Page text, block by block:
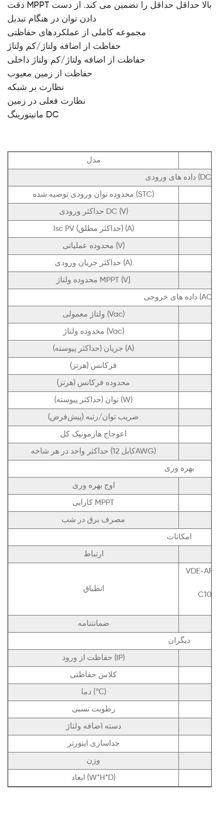
دقت MPPT بالا حداقل حداقل را تضمین می کند. از دست
دادن توان در هنگام تبدیل
مجموعه کاملی از عملکردهای حفاظتی
حفاظت از اضافه ولتاژ/کم ولتاژ
حفاظت از اضافه ولتاژ/کم ولتاژ داخلی
حفاظت از زمین معیوب
نظارت بر شبکه
نظارت فعلی در زمین
مانیتورینگ DC
مدل
داده های ورودی (DC)
محدوده توان ورودی توصیه شده (STC)
حداکثر ورودی DC (V)
Isc PV (حداکثر مطلق) (A)
محدوده عملیاتی (V)
حداکثر جریان ورودی (A)
محدوده ولتاژ MPPT (V]
داده های خروجی (AC)
ولتاژ معمولی (Vac)
محدوده ولتاژ (Vac)
جریان (حداکثر پیوسته) (A)
فرکانس (هرتز)
محدوده فرکانس (هرتز)
توان (حداکثر پیوسته) (W)
ضریب توان/رتبه (پیش‌فرض)
اعوجاج هارمونیک کل
حداکثر واحد در هر شاخه (کابل 12AWG)
بهره وری
اوج بهره وری
کارایی MPPT
مصرف برق در شب
امکانات
ارتباط
انطباق
VDE-AR-
C10/
ضمانتنامه
دیگران
حفاظت از ورود (IP)
کلاس حفاظتی
دما (℃)
رطوبت نسبی
دسته اضافه ولتاژ
جداسازی اینورتر
وزن
ابعاد (W*H*D)